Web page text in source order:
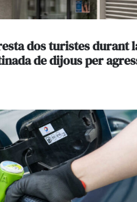
dos turistes durant
de dijous per